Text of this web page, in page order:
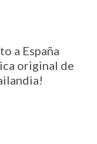
a España
original de